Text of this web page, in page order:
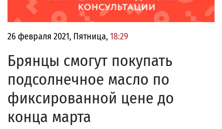
26 февраля 2021, Пятница, 18:29
Брянцы смогут покупать
подсолнечное масло по
фиксированной цене до
конца марта